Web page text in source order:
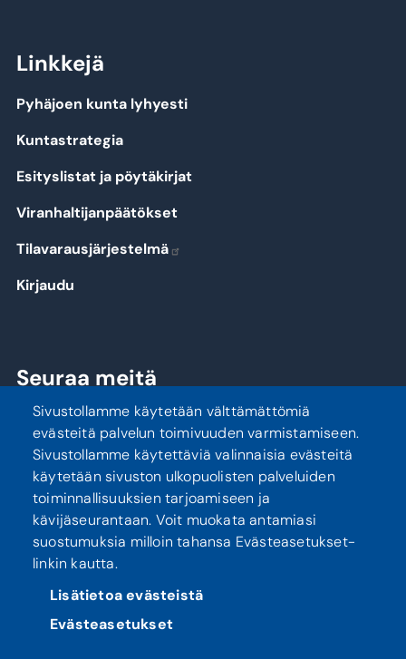
Linkkejä
Pyhäjoen kunta lyhyesti
Kuntastrategia
Esityslistat ja pöytäkirjat
Viranhaltijanpäätökset
Tilavarausjärjestelmä
Kirjaudu
Seuraa meitä
Tietosuoja
Sivustollamme käytetään välttämättömiä
evästeitä palvelun toimivuuden varmistamiseen.
Sivustollamme käytettäviä valinnaisia evästeitä
käytetään sivuston ulkopuolisten palveluiden
toiminnallisuuksien tarjoamiseen ja
kävijäseurantaan. Voit muokata antamiasi
suostumuksia milloin tahansa Evästeasetukset-
linkin kautta.
Lisätietoa evästeistä
Evästeasetukset